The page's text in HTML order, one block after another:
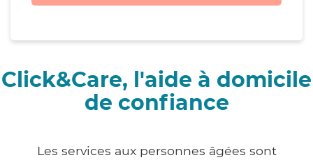
Click&Care, l'aide à domicile
de confiance
Les services aux personnes âgées sont